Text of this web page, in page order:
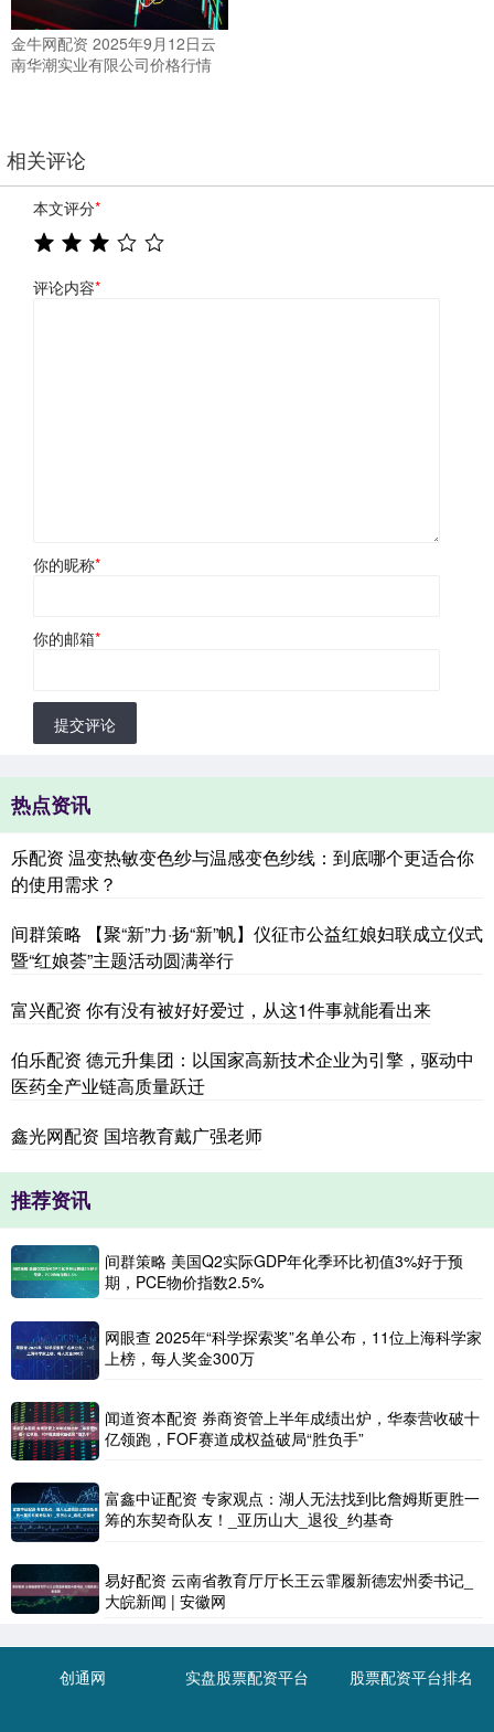
金牛网配资 2025年9月12日云
南华潮实业有限公司价格行情
相关评论
本文评分*
评论内容*
你的昵称*
你的邮箱*
提交评论
热点资讯
乐配资 温变热敏变色纱与温感变色纱线：到底哪个更适合你
的使用需求？
间群策略 【聚“新”力·扬“新”帆】仪征市公益红娘妇联成立仪式
暨“红娘荟”主题活动圆满举行
富兴配资 你有没有被好好爱过，从这1件事就能看出来
伯乐配资 德元升集团：以国家高新技术企业为引擎，驱动中
医药全产业链高质量跃迁
鑫光网配资 国培教育戴广强老师
推荐资讯
间群策略 美国Q2实际GDP年化季环比初值3%好于预
期，PCE物价指数2.5%
网眼查 2025年“科学探索奖”名单公布，11位上海科学家
上榜，每人奖金300万
闻道资本配资 券商资管上半年成绩出炉，华泰营收破十
亿领跑，FOF赛道成权益破局“胜负手”
富鑫中证配资 专家观点：湖人无法找到比詹姆斯更胜一
筹的东契奇队友！_亚历山大_退役_约基奇
易好配资 云南省教育厅厅长王云霏履新德宏州委书记_
大皖新闻 | 安徽网
创通网 实盘股票配资平台 股票配资平台排名